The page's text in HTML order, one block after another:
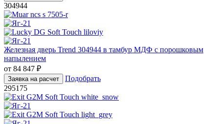
304944
Железная дверь Trend 304944 в тамбур МДФ с порошковым
напылением
от 84 847 ₽
Заявка на расчет
Подобрать
295175